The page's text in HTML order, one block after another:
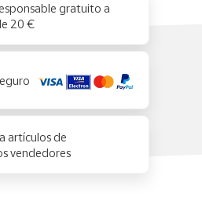
gratuito a
20 €
artículos de
vendedores